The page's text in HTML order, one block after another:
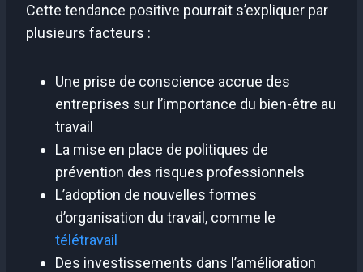
Cette tendance positive pourrait s’expliquer par
plusieurs facteurs :
Une prise de conscience accrue des
entreprises sur l’importance du bien-être au
travail
La mise en place de politiques de
prévention des risques professionnels
L’adoption de nouvelles formes
d’organisation du travail, comme le
télétravail
Des investissements dans l’amélioration